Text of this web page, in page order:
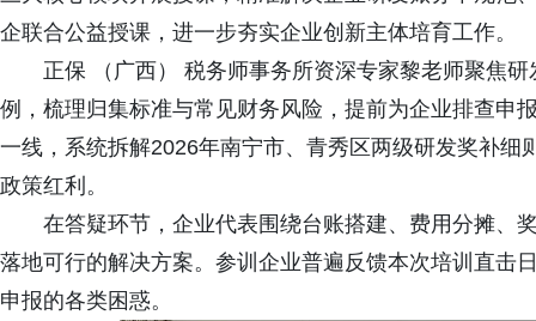
企联合公益授课，进一步夯实企业创新主体培育工作。
正保 （广西） 税务师事务所资深专家黎老师聚焦
例，梳理归集标准与常见财务风险，提前为企业排查申
一线，系统拆解2026年南宁市、青秀区两级研发奖补
政策红利。
在答疑环节，企业代表围绕台账搭建、费用分摊、
落地可行的解决方案。参训企业普遍反馈本次培训直击
申报的各类困惑。